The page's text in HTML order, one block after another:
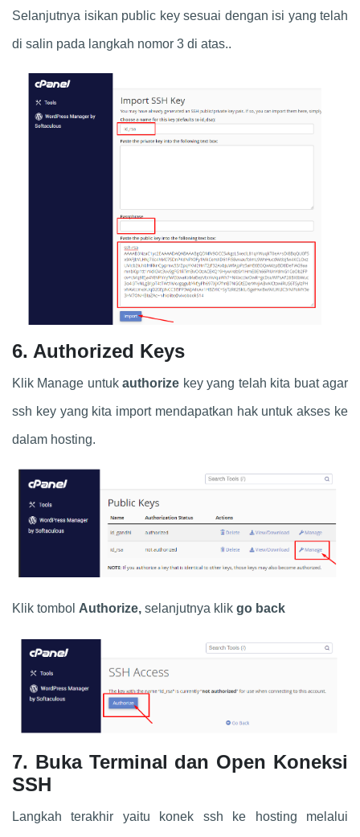
Selanjutnya isikan public key sesuai dengan isi yang telah
di salin pada langkah nomor 3 di atas..
6. Authorized Keys
Klik Manage untukauthorize key yang telah kita buat agar
ssh key yang kita import mendapatkan hak untuk akses ke
dalam hosting.
Klik tombol Authorize, selanjutnya klik go back
7. Buka Terminal dan Open Koneksi
SSH
Langkah terakhir yaitu konek ssh ke hosting melalui